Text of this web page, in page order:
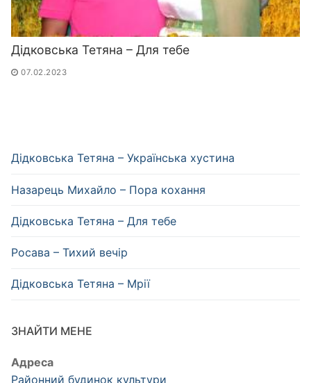
Дідковська Тетяна – Для тебе
07.02.2023
Дідковська Тетяна – Українська хустина
Назарець Михайло – Пора кохання
Дідковська Тетяна – Для тебе
Росава – Тихий вечір
Дідковська Тетяна – Мрії
ЗНАЙТИ МЕНЕ
Адреса
Районний будинок культури